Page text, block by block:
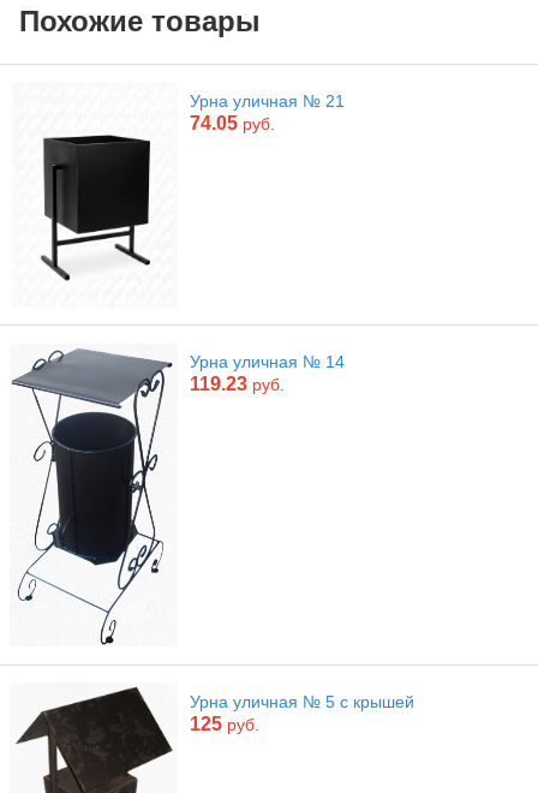
Похожие товары
Урна уличная № 21
74.05 руб.
Урна уличная № 14
119.23 руб.
Урна уличная № 5 с крышей
125 руб.